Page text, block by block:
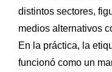
distintos sectores,
medios alternativos
En la práctica, la
funcionó como un